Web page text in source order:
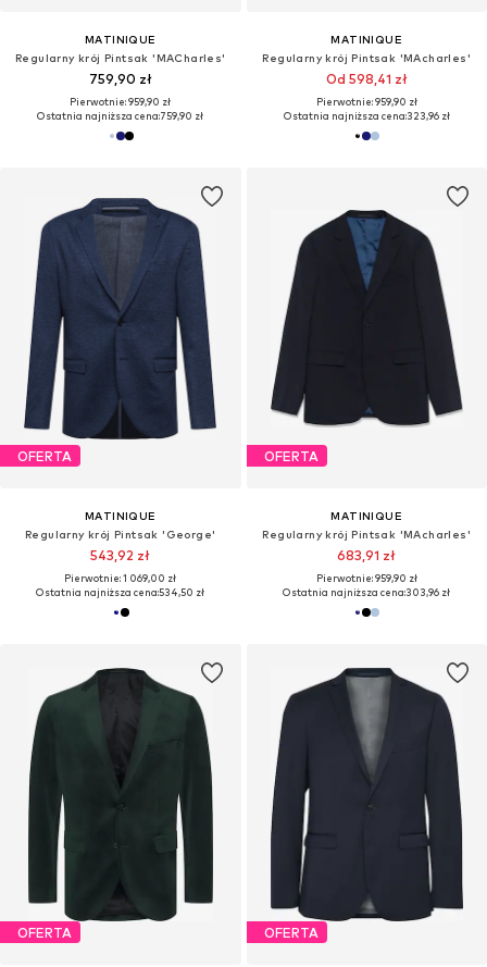
MATINIQUE
Regularny krój Pintsak 'MACharles'
759,90 zł
Pierwotnie: 959,90 zł
Ostatnia najniższa cena:759,90 zł
MATINIQUE
Regularny krój Pintsak 'MAcharles'
Od 598,41 zł
Pierwotnie: 959,90 zł
Ostatnia najniższa cena:323,96 zł
OFERTA
MATINIQUE
Regularny krój Pintsak 'George'
543,92 zł
Pierwotnie: 1 069,00 zł
Ostatnia najniższa cena:534,50 zł
OFERTA
MATINIQUE
Regularny krój Pintsak 'MAcharles'
683,91 zł
Pierwotnie: 959,90 zł
Ostatnia najniższa cena:303,96 zł
OFERTA OFERTA